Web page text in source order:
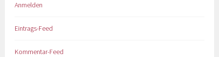
Anmelden
Eintrags-Feed
Kommentar-Feed